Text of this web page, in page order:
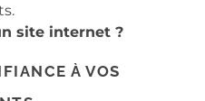
site internet ?
À VOS